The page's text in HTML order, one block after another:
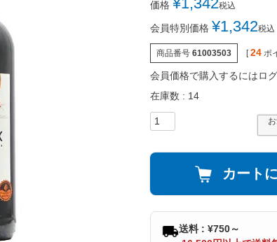
価格 税込
会員特別価格 ¥1,342税込
商品番号 61003503 [ 24 ポ
会員価格で購入するにはロ
在庫数
14
カート
送料 : ¥750～